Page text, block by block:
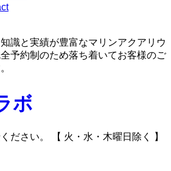
識と実績が豊富なマリンアクアリウ
予約制のため落ち着いてお客様のご
ださい。 【 火・水・木曜日除く 】